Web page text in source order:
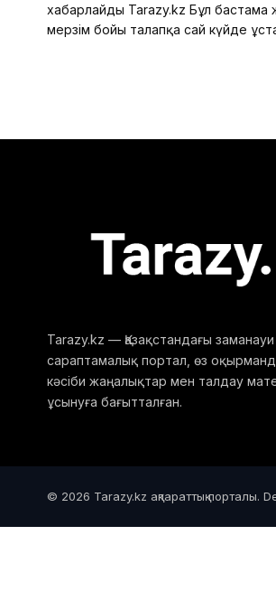
хабарлайды Tarazy.kz Бұл бастама
мерзім бойы талапқа сай күйде
Tarazy.kz — Қазақстандағы
сараптамалық портал, өз
кәсіби жаңалықтар мен талдау
ұсынуға бағытталған.
© 2026 Tarazy.kz ақпараттық порталы.